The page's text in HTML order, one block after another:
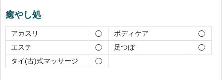
癒やし処
アカスリ ◯ ボディケア
◯
エステ
◯ 足つぼ
◯
タイ(古)式マッサージ
◯